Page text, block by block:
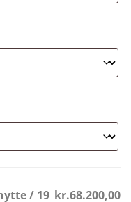
/ 19 kr.68.200,00